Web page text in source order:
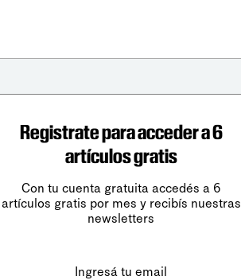
Registrate para acceder a 6
artículos gratis
Con tu cuenta gratuita accedés a 6
artículos gratis por mes y recibís nuestras
newsletters
Ingresá tu email